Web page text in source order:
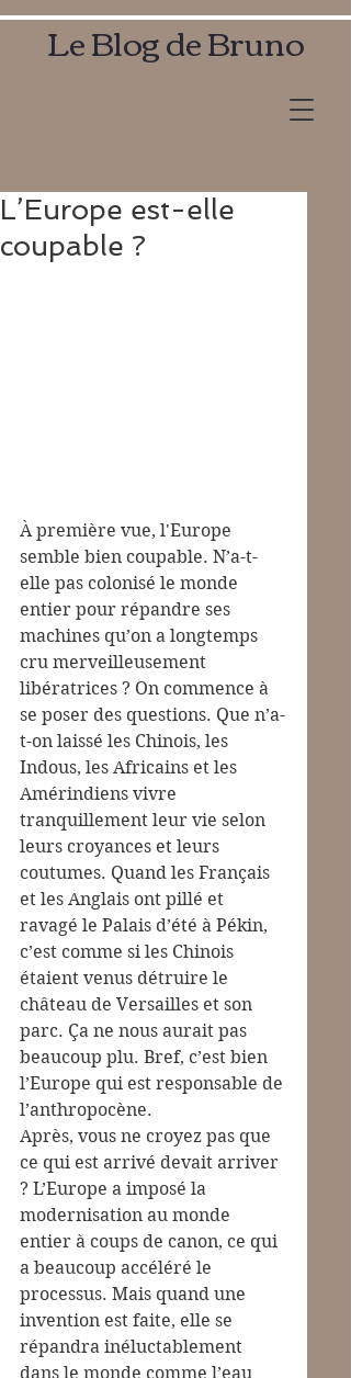
Le Blog de Bruno
L’Europe est-elle
coupable ?
À première vue, l'Europe
semble bien coupable. N’a-t-
elle pas colonisé le monde
entier pour répandre ses
machines qu’on a longtemps
cru merveilleusement
libératrices ? On commence à
se poser des questions. Que n’a-
t-on laissé les Chinois, les
Indous, les Africains et les
Amérindiens vivre
tranquillement leur vie selon
leurs croyances et leurs
coutumes. Quand les Français
et les Anglais ont pillé et
ravagé le Palais d’été à Pékin,
c’est comme si les Chinois
étaient venus détruire le
château de Versailles et son
parc. Ça ne nous aurait pas
beaucoup plu. Bref, c’est bien
l’Europe qui est responsable de
l’anthropocène.
Après, vous ne croyez pas que
ce qui est arrivé devait arriver
? L’Europe a imposé la
modernisation au monde
entier à coups de canon, ce qui
a beaucoup accéléré le
processus. Mais quand une
invention est faite, elle se
répandra inéluctablement
dans le monde comme l’eau